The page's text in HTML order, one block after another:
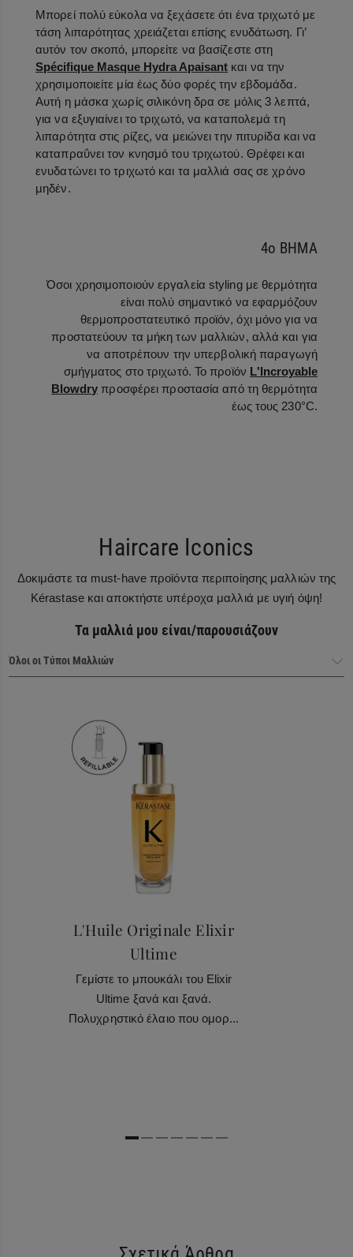
Μπορεί πολύ εύκολα να ξεχάσετε ότι ένα τριχωτό με
τάση λιπαρότητας χρειάζεται επίσης ενυδάτωση. Γι’
αυτόν τον σκοπό, μπορείτε να βασίζεστε στη
Spécifique Masque Hydra Apaisant και να την
χρησιμοποιείτε μία έως δύο φορές την εβδομάδα.
Αυτή η μάσκα χωρίς σιλικόνη δρα σε μόλις 3 λεπτά,
για να εξυγιαίνει το τριχωτό, να καταπολεμά τη
λιπαρότητα στις ρίζες, να μειώνει την πιτυρίδα και να
καταπραΰνει τον κνησμό του τριχωτού. Θρέφει και
ενυδατώνει το τριχωτό και τα μαλλιά σας σε χρόνο
μηδέν.
4ο ΒΗΜΑ
Όσοι χρησιμοποιούν εργαλεία styling με θερμότητα
είναι πολύ σημαντικό να εφαρμόζουν
θερμοπροστατευτικό προϊόν, όχι μόνο για να
προστατεύουν τα μήκη των μαλλιών, αλλά και για
να αποτρέπουν την υπερβολική παραγωγή
σμήγματος στο τριχωτό. Το προϊόν L'Incroyable
Blowdry προσφέρει προστασία από τη θερμότητα
έως τους 230°C.
Haircare Iconics
Δοκιμάστε τα must-have προϊόντα περιποίησης μαλλιών της
Kérastase και αποκτήστε υπέροχα μαλλιά με υγιή όψη!
Τα μαλλιά μου είναι/παρουσιάζουν
Haircare Heroes
L'Huile Originale Elixir
Ultime
Γεμίστε το μπουκάλι του Elixir
Ultime ξανά και ξανά.
Πολυχρηστικό έλαιο που ομορ...